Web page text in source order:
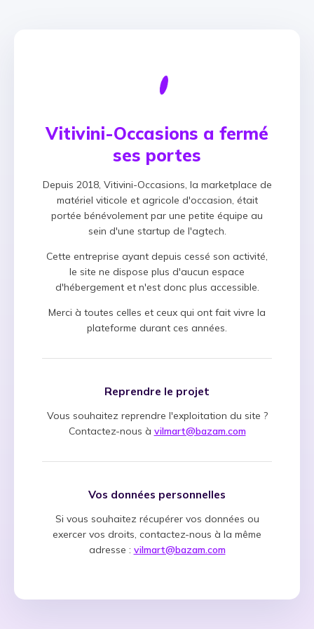
Vitivini-Occasions a fermé
ses portes
Depuis 2018, Vitivini-Occasions, la marketplace de
matériel viticole et agricole d'occasion, était
portée bénévolement par une petite équipe au
sein d'une startup de l'agtech.
Cette entreprise ayant depuis cessé son activité,
le site ne dispose plus d'aucun espace
d'hébergement et n'est donc plus accessible.
Merci à toutes celles et ceux qui ont fait vivre la
plateforme durant ces années.
Reprendre le projet
Vous souhaitez reprendre l'exploitation du site ?
Contactez-nous à vilmart@bazam.com
Vos données personnelles
Si vous souhaitez récupérer vos données ou
exercer vos droits, contactez-nous à la même
adresse : vilmart@bazam.com